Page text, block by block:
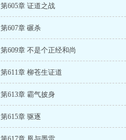
第605章 证道之战
第607章 碾杀
第609章 不是个正经和尚
第611章 柳苍生证道
第613章 霸气披身
第615章 驱逐